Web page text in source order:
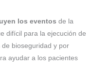
los eventos de la
difícil para la ejecución de
de bioseguridad y por
ayudar a los pacientes